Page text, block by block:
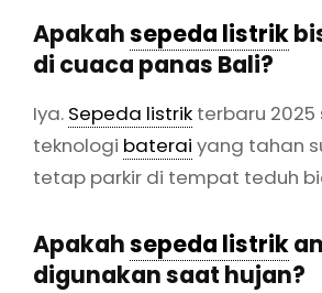
Apakahsepeda listrik
di cuaca panas Bali?
Iya. Sepeda listrik terbaru
teknologi baterai yang tahan
tetap parkir di tempat teduh
Apakahsepeda listrik
digunakan saat hujan?